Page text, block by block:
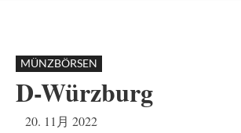
MÜNZBÖRSEN
D-Würzburg
20. 11月 2022